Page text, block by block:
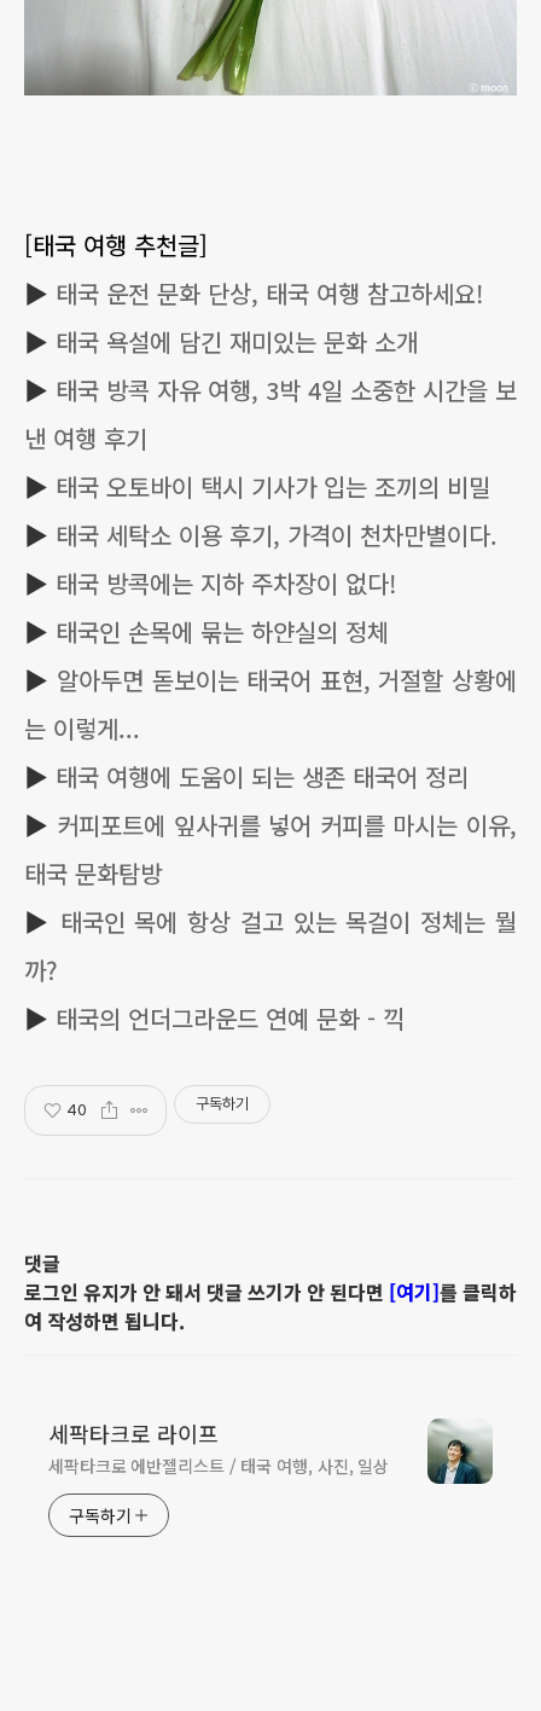
[태국 여행 추천글]
▶ 태국 운전 문화 단상, 태국 여행 참고하세요!
▶ 태국 욕설에 담긴 재미있는 문화 소개
▶ 태국 방콕 자유 여행, 3박 4일 소중한 시간을 보
낸 여행 후기
▶ 태국 오토바이 택시 기사가 입는 조끼의 비밀
▶ 태국 세탁소 이용 후기, 가격이 천차만별이다.
▶ 태국 방콕에는 지하 주차장이 없다!
▶ 태국인 손목에 묶는 하얀실의 정체
▶ 알아두면 돋보이는 태국어 표현, 거절할 상황에
는 이렇게...
▶ 태국 여행에 도움이 되는 생존 태국어 정리
▶ 커피포트에 잎사귀를 넣어 커피를 마시는 이유,
태국 문화탐방
▶ 태국인 목에 항상 걸고 있는 목걸이 정체는 뭘
까?
▶ 태국의 언더그라운드 연예 문화 - 끽
40 구독하기
댓글
로그인 유지가 안 돼서 댓글 쓰기가 안 된다면 [여기]를 클릭하
여 작성하면 됩니다.
세팍타크로 라이프
세팍타크로 에반젤리스트 / 태국 여행, 사진, 일상
구독하기